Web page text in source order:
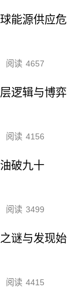
能源供应危
阅读 4657
逻辑与博弈
阅读 4156
破九十
阅读 3499
谜与发现始
阅读 4415